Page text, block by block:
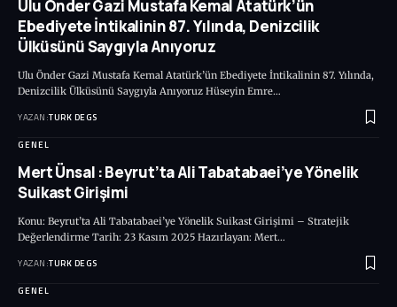
Ulu Önder Gazi Mustafa Kemal Atatürk’ün
Ebediyete İntikalinin 87. Yılında, Denizcilik
Ülküsünü Saygıyla Anıyoruz
Ulu Önder Gazi Mustafa Kemal Atatürk’ün Ebediyete İntikalinin 87. Yılında,
Denizcilik Ülküsünü Saygıyla Anıyoruz Hüseyin Emre…
YAZAN:TURK DEGS
GENEL
Mert Ünsal : Beyrut’ta Ali Tabatabaei’ye Yönelik
Suikast Girişimi
Konu: Beyrut’ta Ali Tabatabaei’ye Yönelik Suikast Girişimi – Stratejik
Değerlendirme Tarih: 23 Kasım 2025 Hazırlayan: Mert…
YAZAN:TURK DEGS
GENEL